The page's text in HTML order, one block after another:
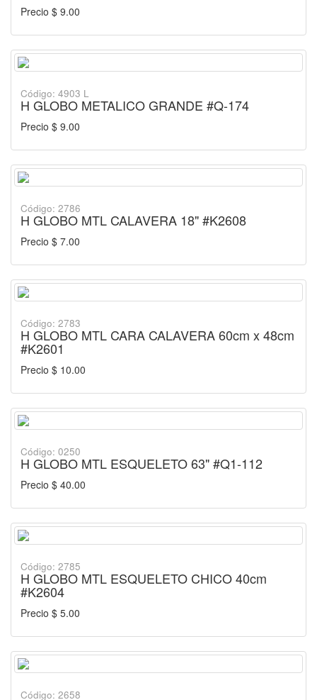
Precio $ 9.00
Código: 4903 L
H GLOBO METALICO GRANDE #Q-174
Precio $ 9.00
Código: 2786
H GLOBO MTL CALAVERA 18" #K2608
Precio $ 7.00
Código: 2783
H GLOBO MTL CARA CALAVERA 60cm x 48cm
#K2601
Precio $ 10.00
Código: 0250
H GLOBO MTL ESQUELETO 63" #Q1-112
Precio $ 40.00
Código: 2785
H GLOBO MTL ESQUELETO CHICO 40cm
#K2604
Precio $ 5.00
Código: 2658